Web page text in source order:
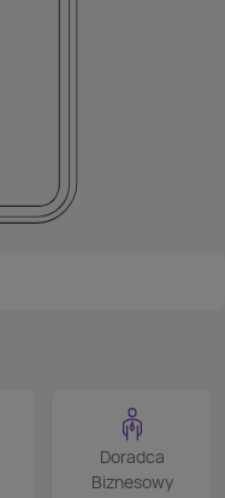
Doradca
Biznesowy